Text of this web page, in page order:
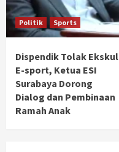
Politik Sports
Dispendik Tolak Ekskul
E-sport, Ketua ESI
Surabaya Dorong
Dialog dan Pembinaan
Ramah Anak